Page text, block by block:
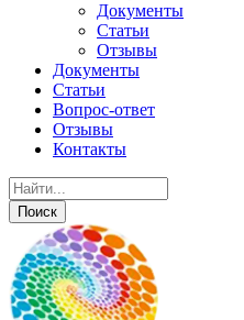
Документы
Статьи
Отзывы
Документы
Статьи
Вопрос-ответ
Отзывы
Контакты